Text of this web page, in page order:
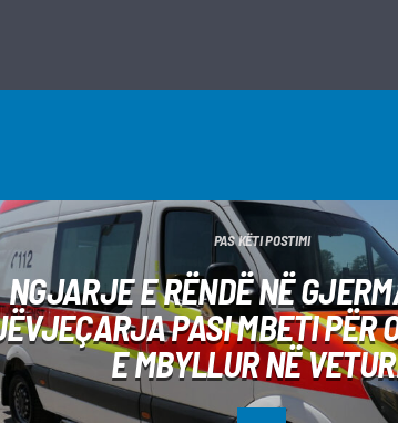
PAS KËTI POSTIMI
NGJARJE E RËNDË NË
PASI MBETI PËR
E MBYLLUR NË